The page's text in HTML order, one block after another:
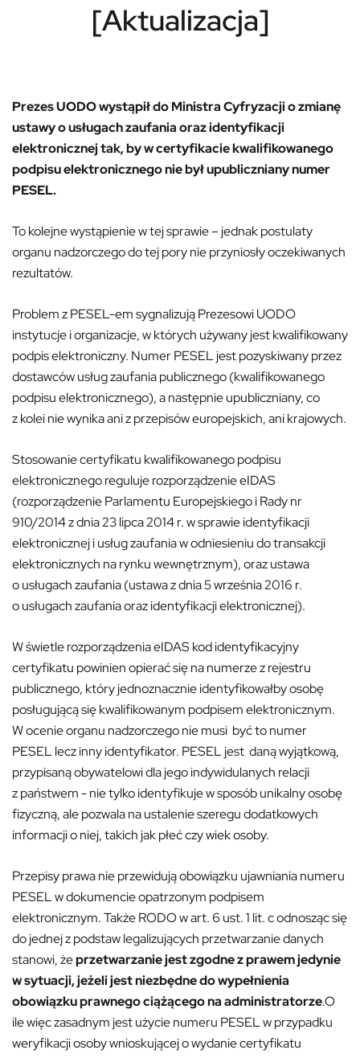
[Aktualizacja]
Prezes UODO wystąpił do Ministra Cyfryzacji o zmianę
ustawy ousługach zaufania oraz identyfikacji
elektronicznej tak, by w certyfikacie kwalifikowanego
podpisu elektronicznego nie byłupubliczniany numer
PESEL.
To kolejne wystąpienie w tej sprawie – jednak postulaty
organu nadzorczego do tej pory nie przyniosły oczekiwanych
rezultatów.
Problem z PESEL-em sygnalizują Prezesowi UODO
instytucje i organizacje, w których używany jest kwalifikowany
podpis elektroniczny. Numer PESEL jest pozyskiwany przez
dostawców usług zaufania publicznego (kwalifikowanego
podpisu elektronicznego), a następnie upubliczniany, co
z kolei nie wynika ani z przepisów europejskich, ani krajowych.
Stosowanie certyfikatu kwalifikowanego podpisu
elektronicznego reguluje rozporządzenie eIDAS
(rozporządzenie Parlamentu Europejskiego i Rady nr
910/2014 z dnia 23 lipca 2014 r. w sprawie identyfikacji
elektronicznej i usług zaufania w odniesieniu do transakcji
elektronicznych na rynku wewnętrznym), oraz ustawa
o usługach zaufania (ustawa z dnia 5 września 2016 r.
o usługach zaufania oraz identyfikacji elektronicznej).
W świetle rozporządzenia eIDAS kod identyfikacyjny
certyfikatu powinien opierać się na numerze z rejestru
publicznego, który jednoznacznie identyfikowałby osobę
posługującą się kwalifikowanym podpisem elektronicznym.
W ocenie organu nadzorczego nie musi być to numer
PESEL lecz inny identyfikator. PESEL jest daną wyjątkową,
przypisaną obywatelowi dla jego indywidulanych relacji
z państwem - nie tylko identyfikuje w sposób unikalny osobę
fizyczną, ale pozwala na ustalenie szeregu dodatkowych
informacji o niej, takich jak płeć czy wiek osoby.
Przepisy prawa nie przewidują obowiązku ujawniania numeru
PESEL w dokumencie opatrzonym podpisem
elektronicznym. Także RODO w art. 6 ust. 1 lit. c odnosząc się
do jednej z podstaw legalizujących przetwarzanie danych
stanowi, żeprzetwarzanie jest zgodne z prawem jedynie
w sytuacji, jeżeli jest niezbędne dowypełnienia
obowiązku prawnego ciążącego na administratorze.O
ile więc zasadnym jest użycie numeru PESEL w przypadku
weryfikacji osoby wnioskującej o wydanie certyfikatu